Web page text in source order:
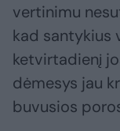
vertinimu
kad santykius
ketvirtadienį
dėmesys jau
buvusios